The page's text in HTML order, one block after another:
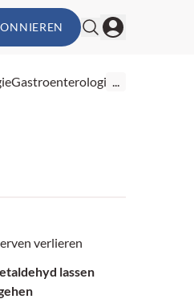
Gastroenterologie...
verlieren
lassen